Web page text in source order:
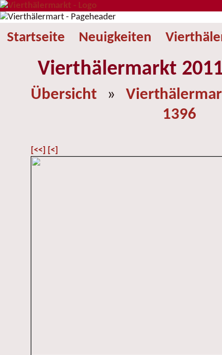
Startseite Neuigkeiten
Vierthälermarkt
Übersicht »
1396
[<<] [<]